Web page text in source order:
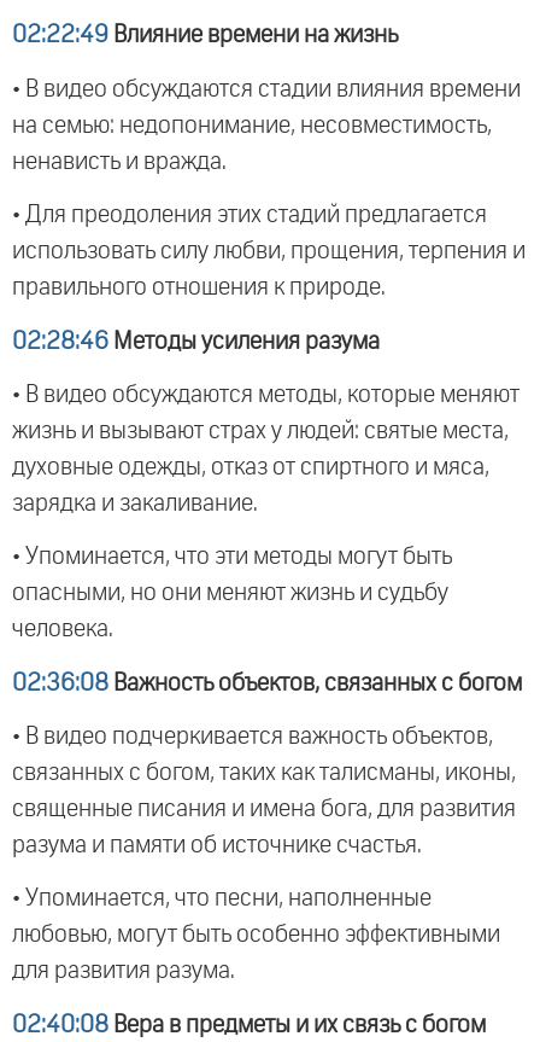
02:22:49 Влияние времени на жизнь
• В видео обсуждаются стадии влияния времени
на семью: недопонимание, несовместимость,
ненависть и вражда.
• Для преодоления этих стадий предлагается
использовать силу любви, прощения, терпения и
правильного отношения к природе.
02:28:46 Методы усиления разума
• В видео обсуждаются методы, которые меняют
жизнь и вызывают страх у людей: святые места,
духовные одежды, отказ от спиртного и мяса,
зарядка и закаливание.
• Упоминается, что эти методы могут быть
опасными, но они меняют жизнь и судьбу
человека.
02:36:08 Важность объектов, связанных с богом
• В видео подчеркивается важность объектов,
связанных с богом, таких как талисманы, иконы,
священные писания и имена бога, для развития
разума и памяти об источнике счастья.
• Упоминается, что песни, наполненные
любовью, могут быть особенно эффективными
для развития разума.
02:40:08 Вера в предметы и их связь с богом